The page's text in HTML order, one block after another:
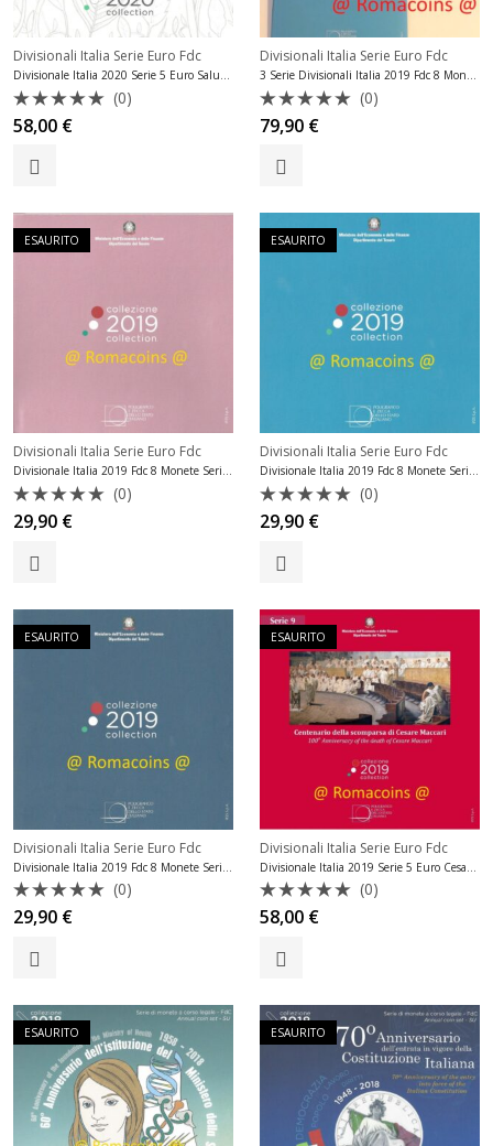
Divisionali Italia Serie Euro Fdc
Divisionale Italia 2020 Serie 5 Euro Salute delle Piante Fdc
Valutato
0
su
(0)
58,00 €
Divisionali Italia Serie Euro Fdc
3 Serie Divisionali Italia 2019 Fdc 8 Monete Fior di Conio
Valutato
0
su
(0)
79,90 €
ESAURITO
Divisionali Italia Serie Euro Fdc
Divisionale Italia 2019 Fdc 8 Monete Serie Bambina
Valutato
0
su
(0)
29,90 €
ESAURITO
Divisionali Italia Serie Euro Fdc
Divisionale Italia 2019 Fdc 8 Monete Serie Bambino
Valutato
0
su
(0)
29,90 €
ESAURITO
Divisionali Italia Serie Euro Fdc
Valutato
0
su
(0)
29,90 €
ESAURITO
Divisionali Italia Serie Euro Fdc
Valutato
0
su
(0)
58,00 €
ESAURITO ESAURITO